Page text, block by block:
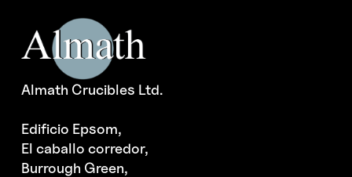
Almath Crucibles Ltd.
Edificio Epsom,
El caballo corredor,
Burrough Green,